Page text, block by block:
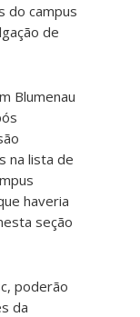
do campus
de
Blumenau
na lista de
haveria
seção
poderão
da